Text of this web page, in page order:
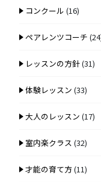
コンクール (16)
ペアレンツコーチ
レッスンの方針(31)
体験レッスン (33)
大人のレッスン (17)
室内楽クラス (32)
才能の育て方 (11)